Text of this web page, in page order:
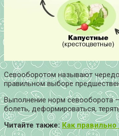
Севооборотом называют
правильном выборе
Выполнение норм севооборота
болеть, деформироваться,
Читайте также:Как